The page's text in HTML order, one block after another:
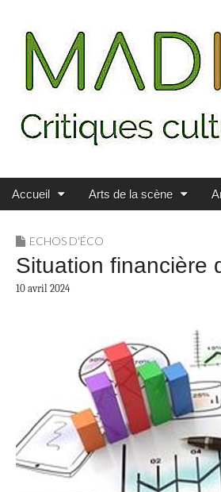
Main menu
Skip to content
Accueil Arts de la scène
ECHOS D'ÉCO
Situation financière
10 avril 2024